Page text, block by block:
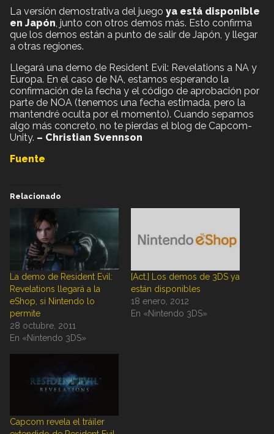
La versión demostrativa del juego ya está disponible
en Japón , junto con otros demos más. Esto confirma
que los demos están a punto de salir de Japón, y llegar
a otras regiones.
Llegará una demo de Resident Evil: Revelations a NA y
Europa. En el caso de NA, estamos esperando la
confirmación de la fecha y el código de aprobación por
parte de NOA (tenemos una fecha estimada, pero la
mantendré oculta por el momento). Cuando sepamos
algo más concreto, no te pierdas el blog de Capcom-
Unity. – Christian Svennson
Fuente
Relacionado
La demo de Resident Evil:
Revelations llegará a la
eShop, si Nintendo lo
permite
28 octubre, 2011
En «Nintendo 3DS»
[Act.] Los demos de 3DS ya
están disponibles
18 enero, 2012
En «Nintendo 3DS»
Capcom revela el tráiler